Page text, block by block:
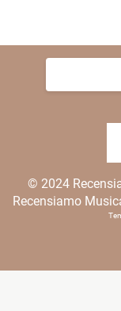
© 2024
Recensiamo